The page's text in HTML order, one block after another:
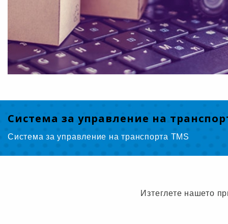
Система за управление на
Система за управление на транспорта TMS
Изтеглете нашето